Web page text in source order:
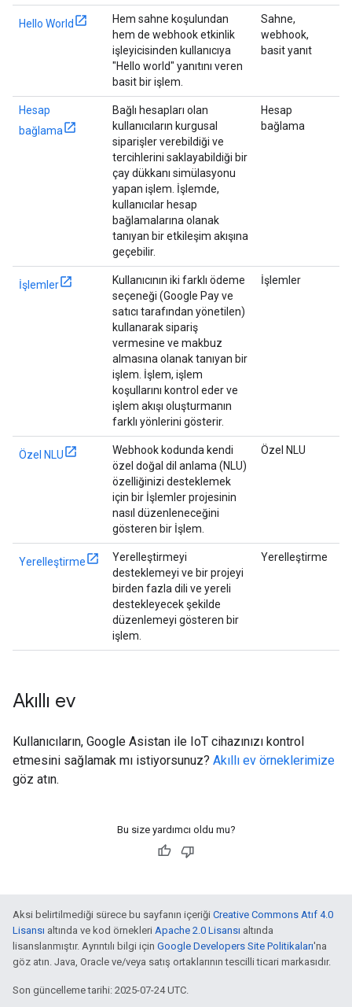
Hello World
Hem sahne koşulundan
hem de webhook etkinlik
işleyicisinden kullanıcıya
"Hello world" yanıtını veren
basit bir işlem.
Sahne,
webhook,
basit yanıt
Hesap
bağlama
Bağlı hesapları olan
kullanıcıların kurgusal
siparişler verebildiği ve
tercihlerini saklayabildiği bir
çay dükkanı simülasyonu
yapan işlem. İşlemde,
kullanıcılar hesap
bağlamalarına olanak
tanıyan bir etkileşim akışına
geçebilir.
Hesap
bağlama
İşlemler
Kullanıcının iki farklı ödeme
seçeneği (Google Pay ve
satıcı tarafından yönetilen)
kullanarak sipariş
vermesine ve makbuz
almasına olanak tanıyan bir
işlem. İşlem, işlem
koşullarını kontrol eder ve
işlem akışı oluşturmanın
farklı yönlerini gösterir.
İşlemler
Özel NLU
Webhook kodunda kendi
özel doğal dil anlama (NLU)
özelliğinizi desteklemek
için bir İşlemler projesinin
nasıl düzenleneceğini
gösteren bir İşlem.
Özel NLU
Yerelleştirme
Yerelleştirmeyi
desteklemeyi ve bir projeyi
birden fazla dili ve yereli
destekleyecek şekilde
düzenlemeyi gösteren bir
işlem.
Yerelleştirme
Akıllı ev
Kullanıcıların, Google Asistan ile IoT cihazınızı kontrol
etmesini sağlamak mı istiyorsunuz? Akıllı ev örneklerimize
göz atın.
Bu size yardımcı oldu mu?
Aksi belirtilmediği sürece bu sayfanın içeriği Creative Commons Atıf 4.0
Lisansı altında ve kod örnekleri Apache 2.0 Lisansı altında
lisanslanmıştır. Ayrıntılı bilgi için Google Developers Site Politikaları'na
göz atın. Java, Oracle ve/veya satış ortaklarının tescilli ticari markasıdır.
Son güncelleme tarihi: 2025-07-24 UTC.